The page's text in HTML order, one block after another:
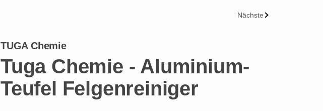
Nächste
TUGA Chemie
Tuga Chemie - Aluminium-
Teufel Felgenreiniger